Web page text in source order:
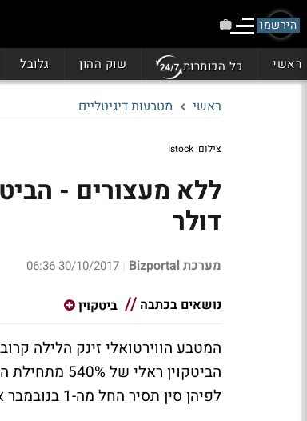
הירשמו
ראשי כל הכותרות שוק ההון גלובל
ראשי מטבעות דיגיטליים
צילום: Istock
דולר
מערכת Bizportal |
30/10/2017 06:36
נושאים בכתבה
ביטקוין
הביטקוין ראלי של 540% מתחילת השנה. ההערכות הן שהראלי המחודש
לפיהן סין תסיר החל מה-1 בנובמבר את המגבלות על המסחר במטבעות הווירטואלים.